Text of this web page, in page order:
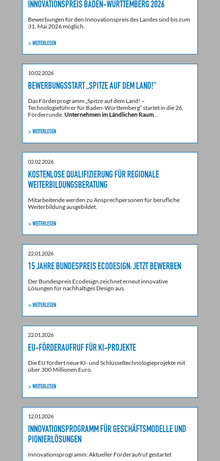
INNOVATIONSPREIS BADEN-WÜRTTEMBERG 2026
Bewerbungen für den Innovationspreis des Landes sind bis zum
31. Mai 2026 möglich.
> WEITERLESEN
10.02.2026
BEWERBUNGSSTART „SPITZE AUF DEM LAND!“
Das Förderprogramm „Spitze auf dem Land! –
Technologieführer für Baden-Württemberg“ startet in die 26.
Förderrunde. Unternehmen im Ländlichen Raum…
> WEITERLESEN
02.02.2026
KOSTENLOSE QUALIFIZIERUNG FÜR REGIONALE
WEITERBILDUNGSBERATUNG
Mitarbeitende werden zu Ansprechpersonen für berufliche
Weiterbildung ausgebildet.
> WEITERLESEN
22.01.2026
15 JAHRE BUNDESPREIS ECODESIGN: JETZT BEWERBEN
Der Bundespreis Ecodesign zeichnet erneut innovative
Lösungen für nachhaltiges Design aus.
> WEITERLESEN
22.01.2026
EU-FÖRDERAUFRUF FÜR KI-PROJEKTE
Die EU fördert neue KI- und Schlüsseltechnologieprojekte mit
über 300 Millionen Euro.
> WEITERLESEN
12.01.2026
INNOVATIONSPROGRAMM FÜR GESCHÄFTSMODELLE UND
PIONIERLÖSUNGEN
Innovationsprogramm: Aktueller Förderaufruf gestartet